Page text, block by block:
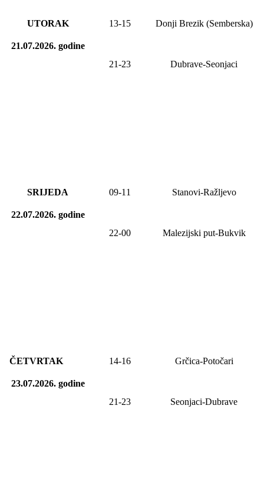
UTORAK
21.07.2026.godine
13-15 Donji Brezik (Semberska)
21-23 Dubrave-Seonjaci
SRIJEDA
22.07.2026.godine
09-1 1 Stanovi-Ražljevo
22-00 Malezijski put-Bukvik
ČETVRTAK
23.07.2026.godine
14-16 Grčica-Potočari
21-23 Seonjaci-Dubrave